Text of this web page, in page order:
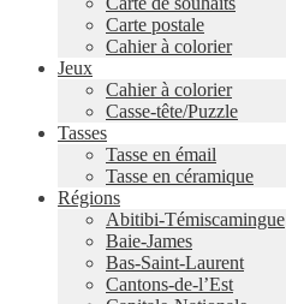
Carte postale
Cahier à colorier
Jeux
Cahier à colorier
Casse-tête/Puzzle
Tasses
Tasse en émail
Tasse en céramique
Régions
Abitibi-Témiscamingue
Baie-James
Bas-Saint-Laurent
Cantons-de-l’Est